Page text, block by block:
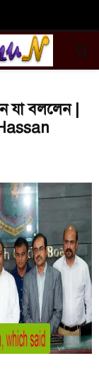
যা বললেন |